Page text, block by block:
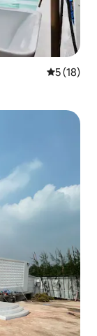
Średnia
5 (18)